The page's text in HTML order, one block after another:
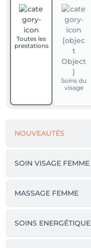
Toutes les
prestations
Soins du
visage
NOUVEAUTÉS
SOIN VISAGE FEMME
MASSAGE FEMME
SOINS ENERGÉTIQUE